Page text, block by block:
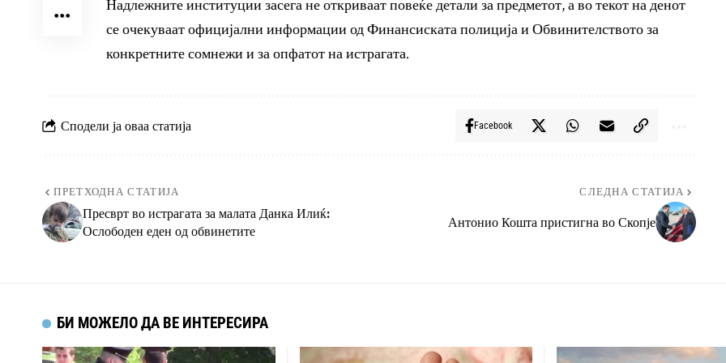
Надлежните институции засега не откриваат повеќе детали за предметот, а во текот на денот
се очекуваат официјални информации од Финансиската полиција и Обвинителството за
конкретните сомнежи и за опфатот на истрагата.
Сподели ја оваа статија Facebook
ПРЕТХОДНА СТАТИЈА
Пресврт во истрагата за малата Данка Илиќ:
Ослободен еден од обвинетите
СЛЕДНА СТАТИЈА
Антонио Кошта пристигна во Скопје
БИ МОЖЕЛО ДА ВЕ ИНТЕРЕСИРА